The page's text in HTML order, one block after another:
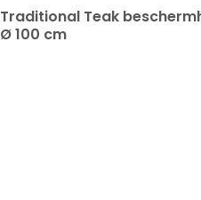
Traditional Teak
Ø 100 cm